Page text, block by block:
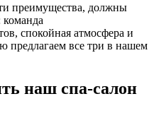
преимущества, должны
команда
спокойная атмосфера и
предлагаем все три в нашем
наш спа-салон